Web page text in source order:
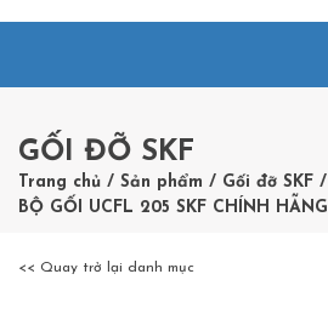
GỐI ĐỠ SKF
Trang chủ / Sản phẩm / Gối đỡ SKF /
BỘ GỐI UCFL 205 SKF CHÍNH HÃNG
<< Quay trở lại danh mục